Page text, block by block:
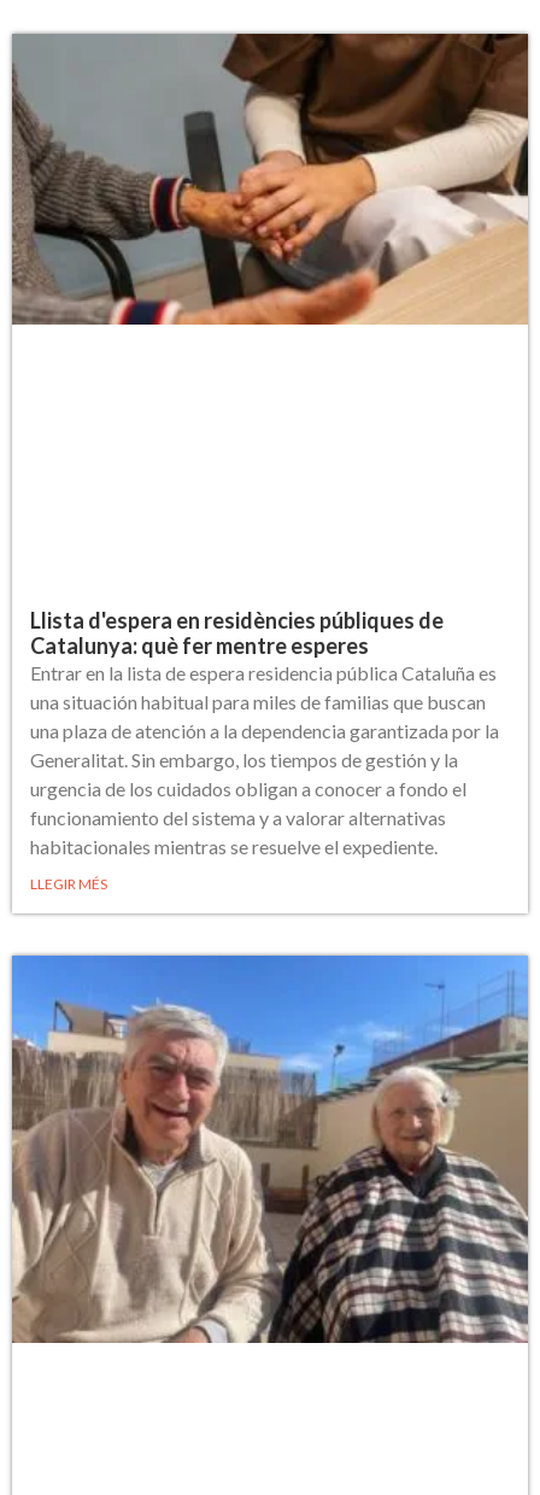
Llista d'espera en residències públiques de
Catalunya: què fer mentre esperes
Entrar en la lista de espera residencia pública Cataluña es
una situación habitual para miles de familias que buscan
una plaza de atención a la dependencia garantizada por la
Generalitat. Sin embargo, los tiempos de gestión y la
urgencia de los cuidados obligan a conocer a fondo el
funcionamiento del sistema y a valorar alternativas
habitacionales mientras se resuelve el expediente.
LLEGIR MÉS